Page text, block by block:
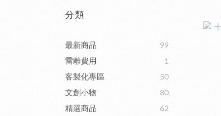
分類
最新商品
99
雷雕費用
1
客製化專區
50
文創小物
80
精選商品
62